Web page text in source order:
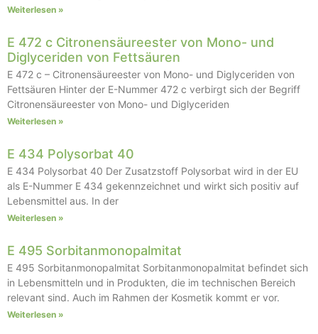
Weiterlesen »
E 472 c Citronensäureester von Mono- und
Diglyceriden von Fettsäuren
E 472 c – Citronensäureester von Mono- und Diglyceriden von
Fettsäuren Hinter der E-Nummer 472 c verbirgt sich der Begriff
Citronensäureester von Mono- und Diglyceriden
Weiterlesen »
E 434 Polysorbat 40
E 434 Polysorbat 40 Der Zusatzstoff Polysorbat wird in der EU
als E-Nummer E 434 gekennzeichnet und wirkt sich positiv auf
Lebensmittel aus. In der
Weiterlesen »
E 495 Sorbitanmonopalmitat
E 495 Sorbitanmonopalmitat Sorbitanmonopalmitat befindet sich
in Lebensmitteln und in Produkten, die im technischen Bereich
relevant sind. Auch im Rahmen der Kosmetik kommt er vor.
Weiterlesen »